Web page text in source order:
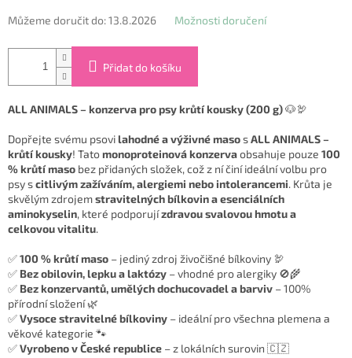
Můžeme doručit do:13.8.2026 Možnosti doručení
Přidat do košíku
ALL ANIMALS – konzerva pro psy krůtí kousky (200 g)🐶🦃
Dopřejte svému psovilahodné a výživné masosALL ANIMALS –
krůtí kousky! Tatomonoproteinová konzervaobsahuje pouze 100
% krůtí maso bez přidaných složek, což z ní činí ideální volbu pro
psy scitlivým zažíváním, alergiemi nebo intolerancemi. Krůta je
skvělým zdrojemstravitelných bílkovin a esenciálních
aminokyselin, které podporujízdravou svalovou hmotu a
celkovou vitalitu.
✅100 % krůtí maso – jediný zdroj živočišné bílkoviny 🦃
✅ Bez obilovin, lepku a laktózy – vhodné pro alergiky 🚫🌾
✅ Bez konzervantů, umělých dochucovadel a barviv – 100%
přírodní složení 🌿
✅Vysoce stravitelné bílkoviny – ideální pro všechna plemena a
věkové kategorie 🐾
✅Vyrobeno v České republice – z lokálních surovin 🇨🇿